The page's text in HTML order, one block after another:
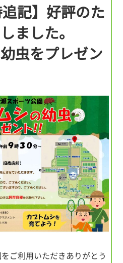
記】好評のた
しました。
虫をプレゼン
ご利用いただきありがとう